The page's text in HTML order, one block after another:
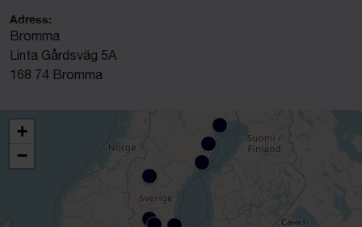
Adress:
Bromma
Linta Gårdsväg 5A
168 74 Bromma
+
−